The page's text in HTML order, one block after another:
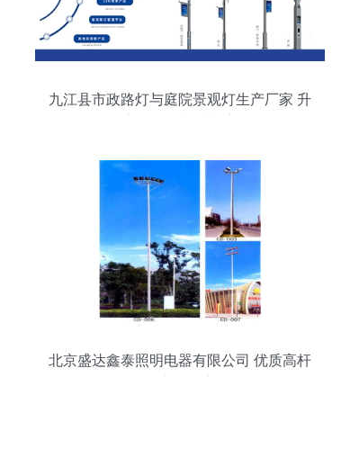
九江县市政路灯与庭院景观灯生产厂家 升
北京盛达鑫泰照明电器有限公司 优质高杆